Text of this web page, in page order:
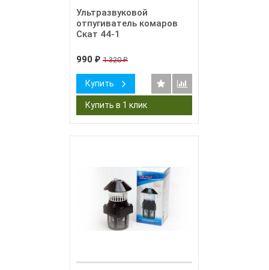
Ультразвуковой
отпугиватель комаров
Скат 44-1
990 ₽ 1 320₽
Купить